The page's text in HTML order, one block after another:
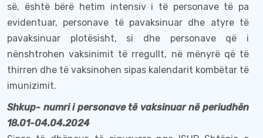
së, është bërë hetim intensiv i të personave të pa
evidentuar, personave të pavaksinuar dhe atyre të
pavaksinuar plotësisht, si dhe personaveqë i
nënshtrohen vaksinimit të rregullt, në mënyrë që të
thirren dhe të vaksinohen sipas kalendarit kombëtar të
imunizimit.
Shkup- numri i personave të vaksinuar në periudhën
18.01-04.04.2024